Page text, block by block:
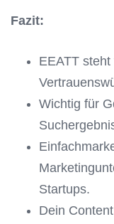
Fazit:
EEATT
Wichtig für
Startups.
Dein